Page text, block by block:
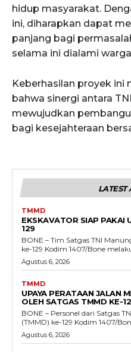
hidup masyarakat.
ini, diharapkan dapat
panjang bagi
selama ini dialami
Keberhasilan proyek ini
bahwa sinergi antara
mewujudkan
bagi kesejahteraan
LATEST
TMMD
EKSKAVATOR SIAP PAKAI
129
BONE – Tim Satgas TNI
ke-129 Kodim 1407/Bone
Agustus 6, 2026
TMMD
UPAYA PERATAAN JALAN
OLEH SATGAS TMMD KE-
BONE – Personel dari Satgas
(TMMD) ke-129 Kodim 1407/
Agustus 6, 2026